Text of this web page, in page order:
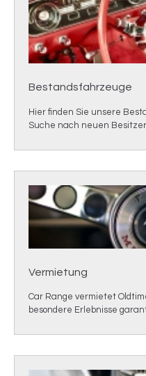
Bestandsfahrzeuge
Hier finden Sie unsere
Suche nach neuen
Vermietung
Car Range vermietet
besondere Erlebnisse